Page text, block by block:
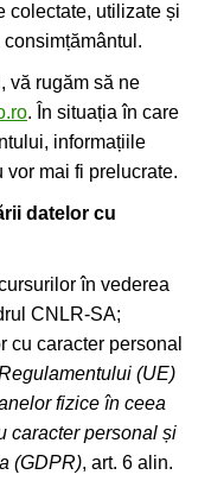
colectate, utilizate și
vă rugăm să ne
. În situația în care
informațiile
vor mai fi prelucrate.
datelor cu
în vederea
CNLR-SA;
cu caracter personal
(UE)
fizice în ceea
caracter personal și
(GDPR), art. 6 alin.